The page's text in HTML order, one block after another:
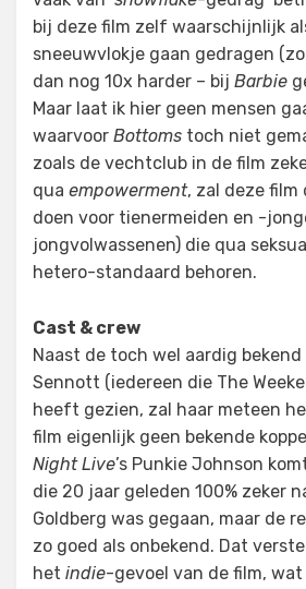
bij deze film zelf waarschijnlijk
sneeuwvlokje gaan gedragen
dan nog 10x harder – bij Barbie
Maar laat ik hier geen mensen
waarvoor Bottoms toch niet
zoals de vechtclub in de film
qua empowerment, zal deze film
doen voor tienermeiden en -
jongvolwassenen) die qua
hetero-standaard behoren.
Cast & crew
Naast de toch wel aardig
Sennott (iedereen die The
heeft gezien, zal haar meteen
film eigenlijk geen bekende
Night Live’s Punkie Johnson
die 20 jaar geleden 100% zeker
Goldberg was gegaan, maar de
zo goed als onbekend. Dat
het indie-gevoel van de film,